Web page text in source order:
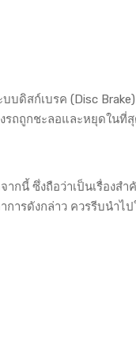
ก์เบรค (Disc Brake)
รถถูกชะลอและหยุดในที่
กนี้ ซึ่งถือว่าเป็นเรื่องส
ารดังกล่าว ควรรีบนำไ